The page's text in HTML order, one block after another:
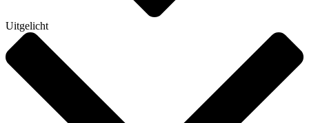
Uitgelicht